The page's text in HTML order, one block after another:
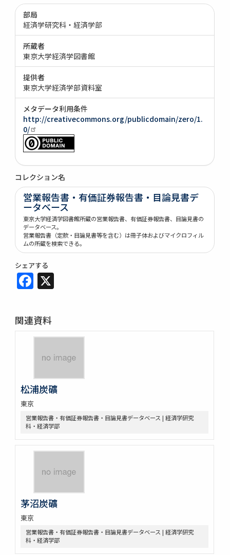
部局
経済学研究科・経済学部
所蔵者
東京大学経済学図書館
提供者
東京大学経済学部資料室
メタデータ利用条件
http://creativecommons.org/publicdomain/zero/1.
0/
コレクション名
営業報告書・有価証券報告書・目論見書デ
ータベース
東京大学経済学図書館所蔵の営業報告書、有価証券報告書、目論見書の
データベース。
営業報告書（定款・目論見書等を含む）は冊子体およびマイクロフィル
ムの所蔵を検索できる。
シェアする
Facebook
関連資料
松浦炭礦
東京
営業報告書・有価証券報告書・目論見書データベース | 経済学研究
科・経済学部
茅沼炭礦
東京
営業報告書・有価証券報告書・目論見書データベース | 経済学研究
科・経済学部